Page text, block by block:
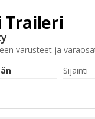
Traileri
varusteet ja
Sijainti